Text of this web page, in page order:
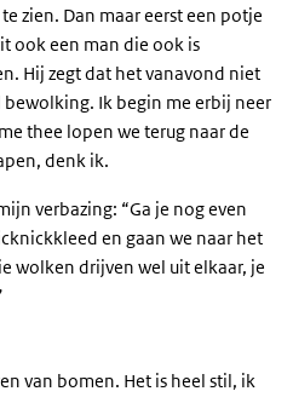
zien. Dan maar eerst een potje
ook een man die ook is
Hij zegt dat het vanavond niet
bewolking. Ik begin me erbij neer
thee lopen we terug naar de
denk ik.
verbazing: “Ga je nog even
en gaan we naar het
wolken drijven wel uit elkaar, je
van bomen. Het is heel stil, ik